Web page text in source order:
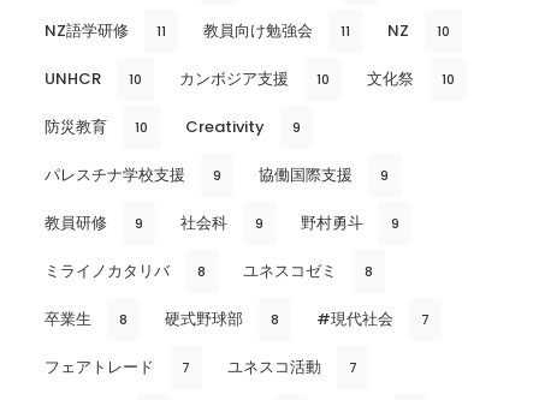
NZ語学研修 11 教員向け勉強会 11 NZ 10
UNHCR 10 カンボジア支援 10 文化祭 10
防災教育 10 Creativity 9
パレスチナ学校支援 9 協働国際支援 9
教員研修 9 社会科 9 野村勇斗 9
ミライノカタリバ 8 ユネスコゼミ 8
卒業生 8 硬式野球部 8 #現代社会 7
フェアトレード 7 ユネスコ活動 7